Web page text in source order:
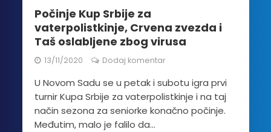
Počinje Kup Srbije za
vaterpolistkinje, Crvena zvezda i
Taš oslabljene zbog virusa
13/11/2020 Dodaj komentar
U Novom Sadu se u petak i subotu igra prvi
turnir Kupa Srbije za vaterpolistkinje i na taj
način sezona za seniorke konačno počinje.
Međutim, malo je falilo da...